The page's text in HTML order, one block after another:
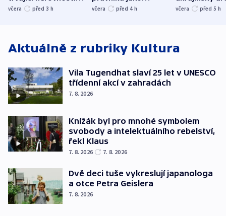
společenskou
včera před 3 h
ministra
včera před 4 h
explodoval
včera před 5 h
Aktuálně z rubriky Kultura
Vila Tugendhat slaví 25 let v UNESCO
třídenní akcí v zahradách
7. 8. 2026
Knížák byl pro mnohé symbolem
svobody a intelektuálního rebelství,
řekl Klaus
7. 8. 2026 7. 8. 2026
Dvě deci tuše vykreslují japanologa
a otce Petra Geislera
7. 8. 2026